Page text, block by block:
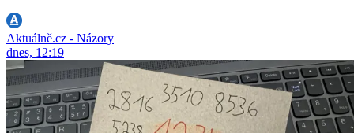
Aktuálně.cz - Názory
dnes, 12:19